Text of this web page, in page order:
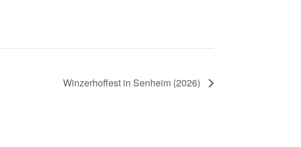
Winzerhoffest in Senheim (2026)